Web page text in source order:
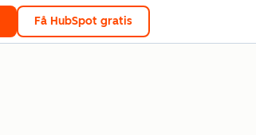
Få HubSpot gratis